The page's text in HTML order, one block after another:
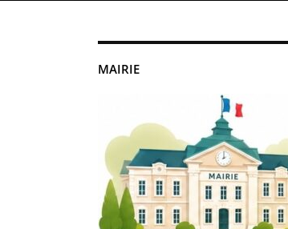
MAIRIE